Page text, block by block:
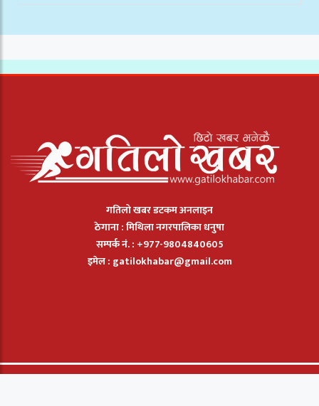
गतिलो खबर डटकम अनलाइन
ठेगाना : मिथिला नगरपालिका धनुषा
सम्पर्क नं. : +977-9804840605
इमेल : gatilokhabar@gmail.com